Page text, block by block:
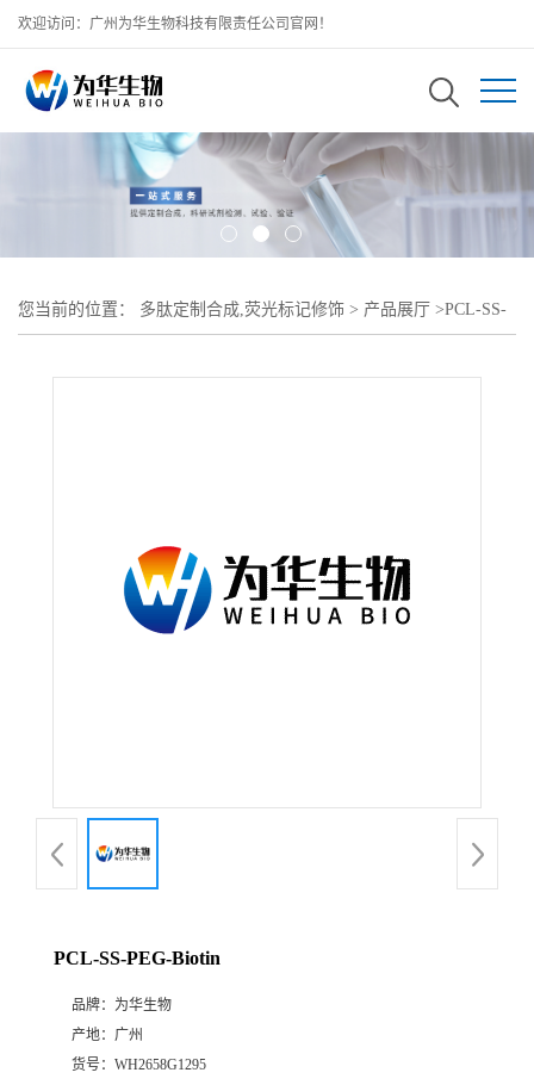
欢迎访问：广州为华生物科技有限责任公司官网！
您当前的位置： 多肽定制合成,荧光标记修饰 > 产品展厅 >PCL-SS-
PCL-SS-PEG-Biotin
品牌： 为华生物
产地： 广州
货号： WH2658G1295